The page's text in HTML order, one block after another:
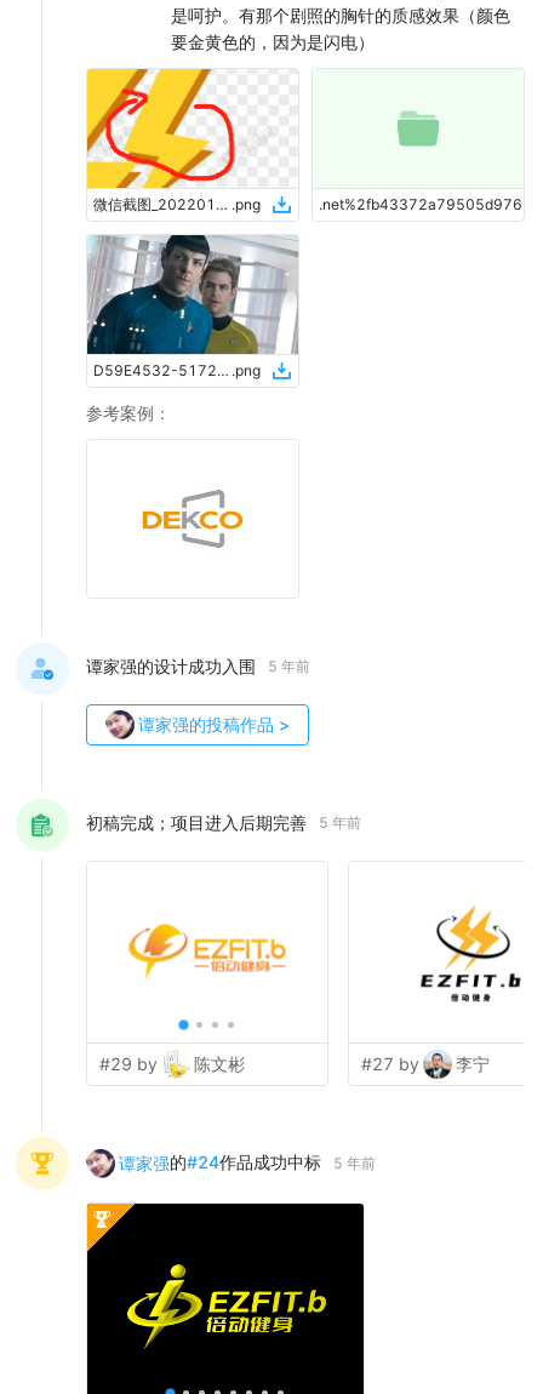
是呵护。有那个剧照的胸针的质感效果（颜色
要金黄色的，因为是闪电）
微信截图_20220122210758 .png b43372a79505d97679761c
.
D59E4532-5172-45E2-910E-35489555F2E6 .png
参考案例 ：
谭家强的设计成功入围 5 年前
谭家强的投稿作品 >
初稿完成；项目进入后期完善 5 年前
#29 by 陈文彬 #27 by 李宁
谭家强的#24作品成功中标 5 年前